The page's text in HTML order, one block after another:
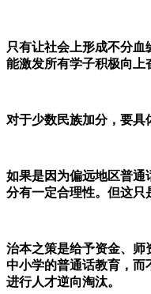
只有让社会上形成不分
能激发所有学子积极向上
对于少数民族加分，要具
如果是因为偏远地区普通
分有一定合理性。但这只
治本之策是给予资金、师
中小学的普通话教育，而
进行人才逆向淘汰。